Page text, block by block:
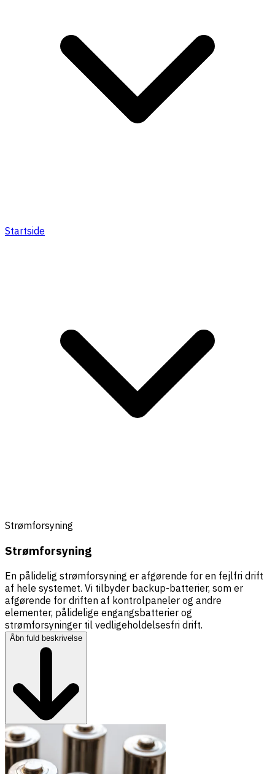
Startside
Strømforsyning
Strømforsyning
En pålidelig strømforsyning er afgørende for en fejlfri drift
af hele systemet. Vi tilbyder backup-batterier, som er
afgørende for driften af kontrolpaneler og andre
elementer, pålidelige engangsbatterier og
strømforsyninger til vedligeholdelsesfri drift.
Åbn fuld beskrivelse